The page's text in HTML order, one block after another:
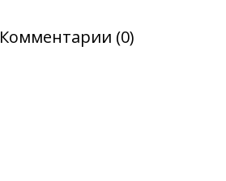
Комментарии (0)